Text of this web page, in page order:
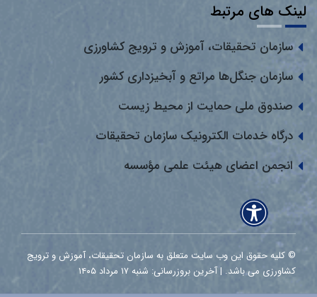
لینک های مرتبط
سازمان تحقیقات، آموزش و ترویج کشاورزی
سازمان جنگل‌ها مراتع و آبخیزداری کشور
صندوق ملی حمایت از محیط زیست
درگاه خدمات الکترونیک سازمان تحقیقات
انجمن اعضای هیئت علمی مؤسسه
© کلیه حقوق این وب سایت متعلق به سازمان تحقیقات، آموزش و ترویج
کشاورزی می باشد. | آخرین بروزرسانی: شنبه ۱۷ مرداد ۱۴۰۵